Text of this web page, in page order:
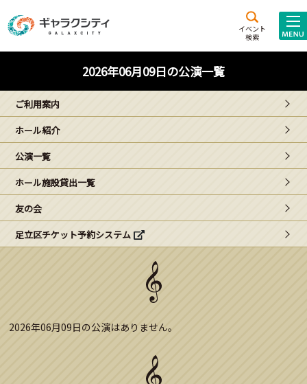
イベント
検索
施設案内
西新井
文化ホール
ギャラクシティとは
こどもみーてぃんぐ
Gがくえん
ブランドからのお知らせ
2026年06月09日の公演一覧
ご利用案内
ホール紹介
公演一覧
ホール施設貸出一覧
友の会
足立区チケット予約システム
2026年06月09日の公演はありません。